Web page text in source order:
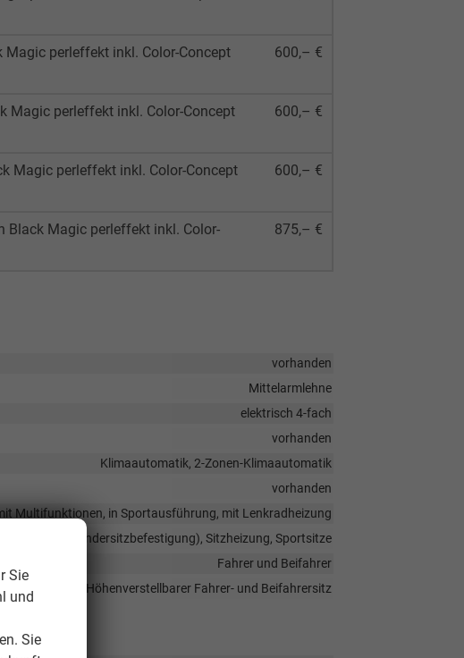
perleffekt inkl. Color-Concept
600,– €
Magic perleffekt inkl. Color-Concept
600,– €
Magic perleffekt inkl. Color-Concept
600,– €
Black Magic perleffekt inkl. Color-
875,– €
vorhanden
Mittelarmlehne
elektrisch 4-fach
vorhanden
Klimaautomatik, 2-Zonen-Klimaautomatik
vorhanden
Multifunktionen, in Sportausführung, mit Lenkradheizung
Isofix (Kindersitzbefestigung), Sitzheizung, Sportsitze
Fahrer und Beifahrer
Höhenverstellbarer Fahrer- und Beifahrersitz
Sie
und
Sie